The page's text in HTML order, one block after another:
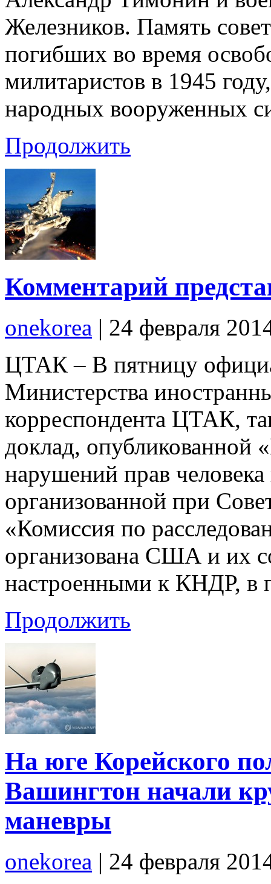
Железников. Память
погибших во время
милитаристов в 1945
народных вооруженных
Продолжить
Комментарий
onekorea | 24 февраля
ЦТАК – В пятницу
Министерства
корреспондента ЦТАК,
доклад, опубликованной
нарушений прав
организованной при
«Комиссия по
организована США и их
настроенными к КНДР, в
Продолжить
На юге Корейского
Вашингтон начали
маневры
onekorea | 24 февраля